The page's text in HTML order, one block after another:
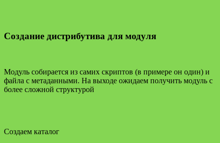
Создание дистрибутива для модуля
Модуль собирается из самих скриптов (в примере он один) и
файла с метаданными. На выходе ожидаем получить модуль с
более сложной структурой
Создаем каталог